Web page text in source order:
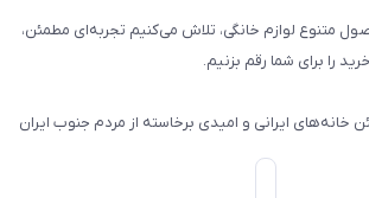
متنوع لوازم خانگی، تلاش می‌کنیم تجربه‌ای مطمئن،
را برای شما رقم بزنیم.
خانه‌های ایرانی و امیدی برخاسته از مردم جنوب ایران